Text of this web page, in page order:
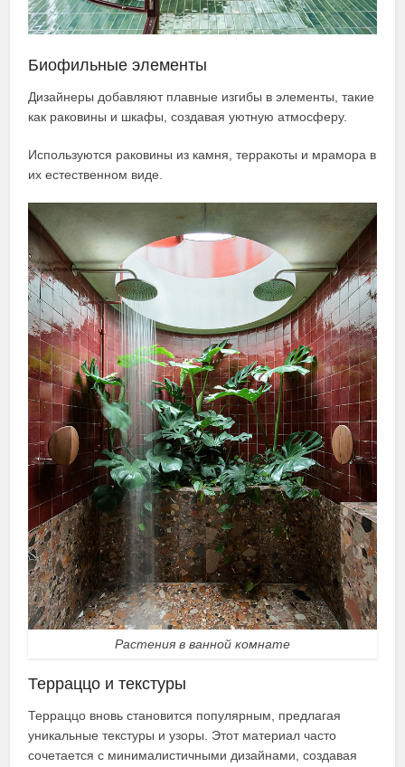
Биофильные элементы
Дизайнеры добавляют плавные изгибы в элементы, такие
как раковины и шкафы, создавая уютную атмосферу.
Используются раковины из камня, терракоты и мрамора в
их естественном виде.
Растения в ванной комнате
Терраццо и текстуры
Терраццо вновь становится популярным, предлагая
уникальные текстуры и узоры. Этот материал часто
сочетается с минималистичными дизайнами, создавая